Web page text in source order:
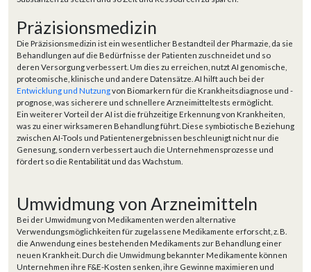
Präzisionsmedizin
Die Präzisionsmedizin ist ein wesentlicher Bestandteil der Pharmazie, da sie
Behandlungen auf die Bedürfnisse der Patienten zuschneidet und so
deren Versorgung verbessert. Um dies zu erreichen, nutzt AI genomische,
proteomische, klinische und andere Datensätze. AI hilft auch bei der
Entwicklung und Nutzungvon Biomarkern für die Krankheitsdiagnose und -
prognose, was sicherere und schnellere Arzneimitteltests ermöglicht.
Ein weiterer Vorteil der AI ist die frühzeitige Erkennung von Krankheiten,
was zu einer wirksameren Behandlung führt. Diese symbiotische Beziehung
zwischen AI-Tools und Patientenergebnissen beschleunigt nicht nur die
Genesung, sondern verbessert auch die Unternehmensprozesse und
fördert so die Rentabilität und das Wachstum.
Umwidmung von Arzneimitteln
Bei der Umwidmung von Medikamenten werden alternative
Verwendungsmöglichkeiten für zugelassene Medikamente erforscht, z. B.
die Anwendung eines bestehenden Medikaments zur Behandlung einer
neuen Krankheit. Durch die Umwidmung bekannter Medikamente können
Unternehmen ihre F&E-Kosten senken, ihre Gewinne maximieren und